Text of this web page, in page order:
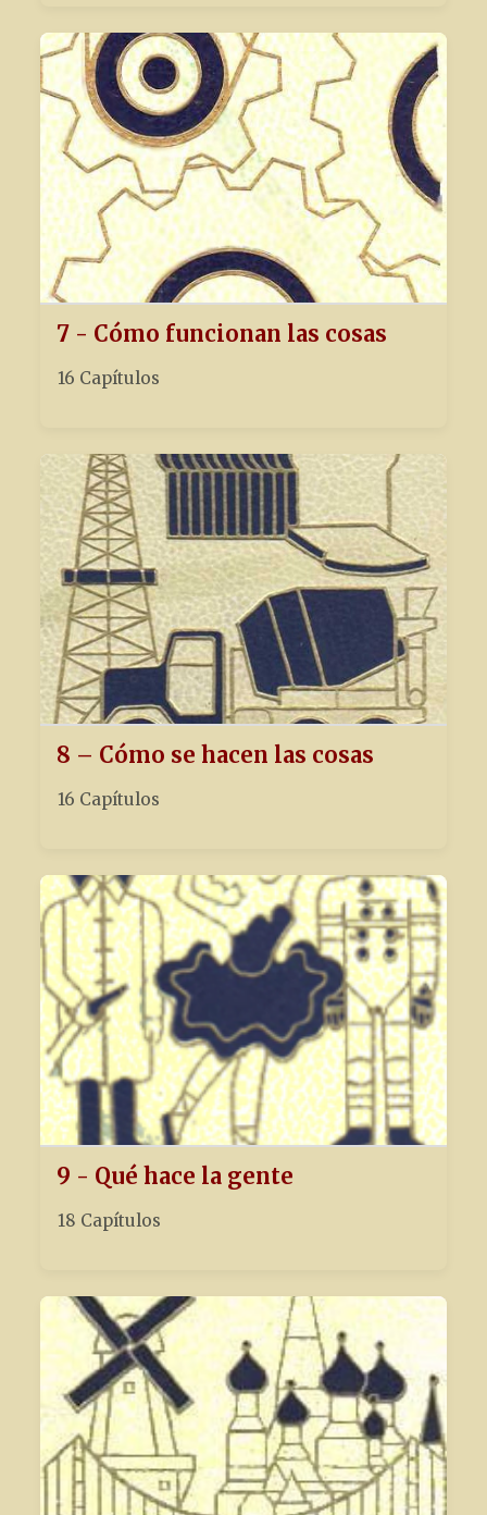
7 - Cómo funcionan las cosas
16 Capítulos
8 – Cómo se hacen las cosas
16 Capítulos
9 - Qué hace la gente
18 Capítulos